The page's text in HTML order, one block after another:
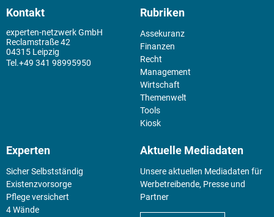
Kontakt
experten-netzwerk GmbH
Reclamstraße 42
04315 Leipzig
+49 341 98995950
Rubriken
Assekuranz
Finanzen
Recht
Management
Wirtschaft
Themenwelt
Tools
Kiosk
Experten
Sicher Selbstständig
Existenz­vorsorge
Pflege versichert
4 Wände
Aktuelle Mediadaten
Unsere aktuellen Mediadaten für
Werbetreibende, Presse und
Partner